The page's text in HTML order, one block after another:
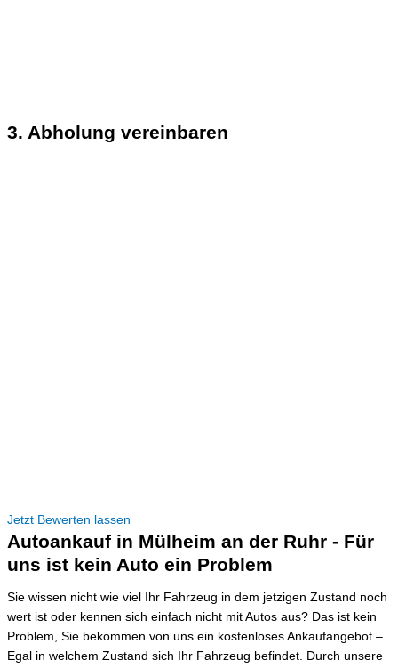
3. Abholung vereinbaren
Jetzt Bewerten lassen
Autoankauf in Mülheim an der Ruhr - Für
uns ist kein Auto ein Problem
Sie wissen nicht wie viel Ihr Fahrzeug in dem jetzigen Zustand noch
wert ist oder kennen sich einfach nicht mit Autos aus? Das ist kein
Problem, Sie bekommen von uns ein kostenloses Ankaufangebot –
Egal in welchem Zustand sich Ihr Fahrzeug befindet. Durch unsere